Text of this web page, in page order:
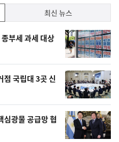
최신 뉴스
부세 과세 대상
국립대 3곳 신
광물 공급망 협